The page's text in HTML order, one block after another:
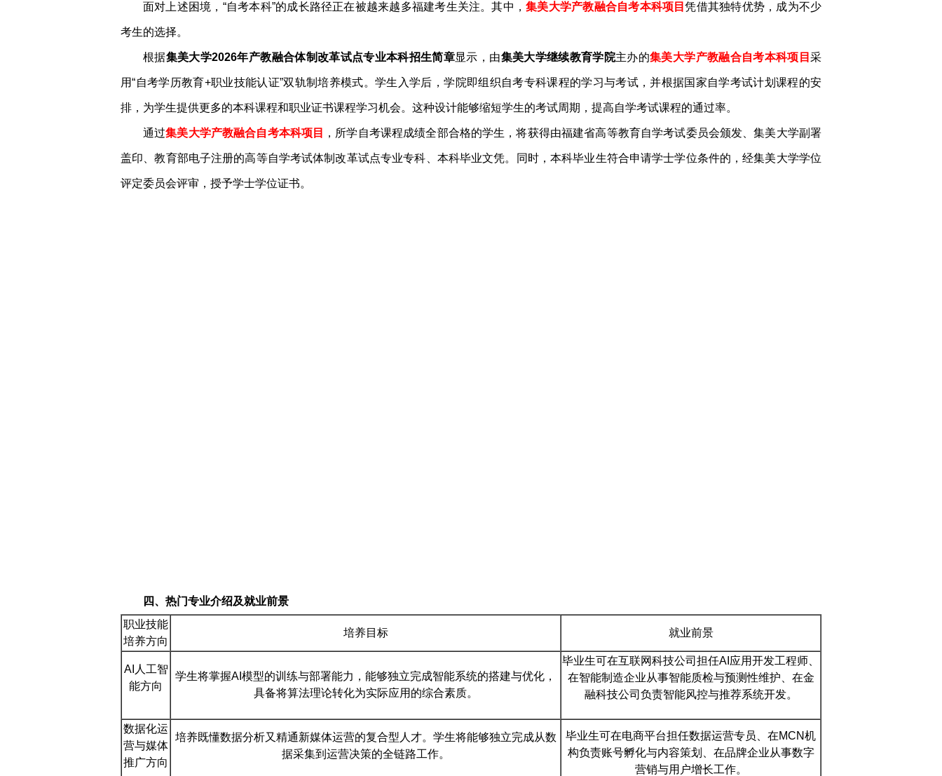
面对上述困境，“自考本科”的成长路径正在被越来越多福建考生关注。其中，集美大学产教融合自考本科项目凭借其独特优势，成为不少
考生的选择。
根据集美大学2026年产教融合体制改革试点专业本科招生简章显示，由集美大学继续教育学院主办的集美大学产教融合自考本科项目采
用“自考学历教育+职业技能认证”双轨制培养模式。学生入学后，学院即组织自考专科课程的学习与考试，并根据国家自学考试计划课程的安
排，为学生提供更多的本科课程和职业证书课程学习机会。这种设计能够缩短学生的考试周期，提高自学考试课程的通过率。
通过集美大学产教融合自考本科项目 ，所学自考课程成绩全部合格的学生，将获得由福建省高等教育自学考试委员会颁发、集美大学副署
盖印、教育部电子注册的高等自学考试体制改革试点专业专科、本科毕业文凭。同时，本科毕业生符合申请学士学位条件的，经集美大学学位
评定委员会评审，授予学士学位证书。
四、热门专业介绍及就业前景
职业技能
培养方向
培养目标 就业前景
AI人工智
能方向
学生将掌握AI模型的训练与部署能力，能够独立完成智能系统的搭建与优化，
具备将算法理论转化为实际应用的综合素质。
毕业生可在互联网科技公司担任AI应用开发工程师、
在智能制造企业从事智能质检与预测性维护、在金
融科技公司负责智能风控与推荐系统开发。
数据化运
营与媒体
推广方向
培养既懂数据分析又精通新媒体运营的复合型人才。学生将能够独立完成从数
据采集到运营决策的全链路工作。
毕业生可在电商平台担任数据运营专员、在MCN机
构负责账号孵化与内容策划、在品牌企业从事数字
营销与用户增长工作。